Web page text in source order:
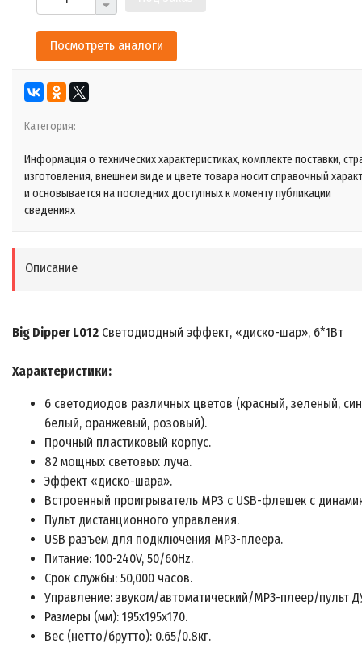
Посмотреть аналоги
Категория:
Информация о технических характеристиках, комплекте поставки,
изготовления, внешнем виде и цвете товара носит справочный
и основывается на последних доступных к моменту публикации
сведениях
Описание
Big Dipper L012 Светодиодный эффект, «диско-шар», 6*1Вт
Характеристики:
6 светодиодов различных цветов (красный, зеленый,
белый, оранжевый, розовый).
Прочный пластиковый корпус.
82 мощных световых луча.
Эффект «диско-шара».
Встроенный проигрыватель MPЗ с USB-флешек с
Пульт дистанционного управления.
USB разъем для подключения MP3-плеера.
Питание: 100-240V, 50/60Hz.
Срок службы: 50,000 часов.
Управление: звуком/автоматический/MP3-плеер/пульт
Размеры (мм): 195x195x170.
Вес (нетто/брутто): 0.65/0.8кг.